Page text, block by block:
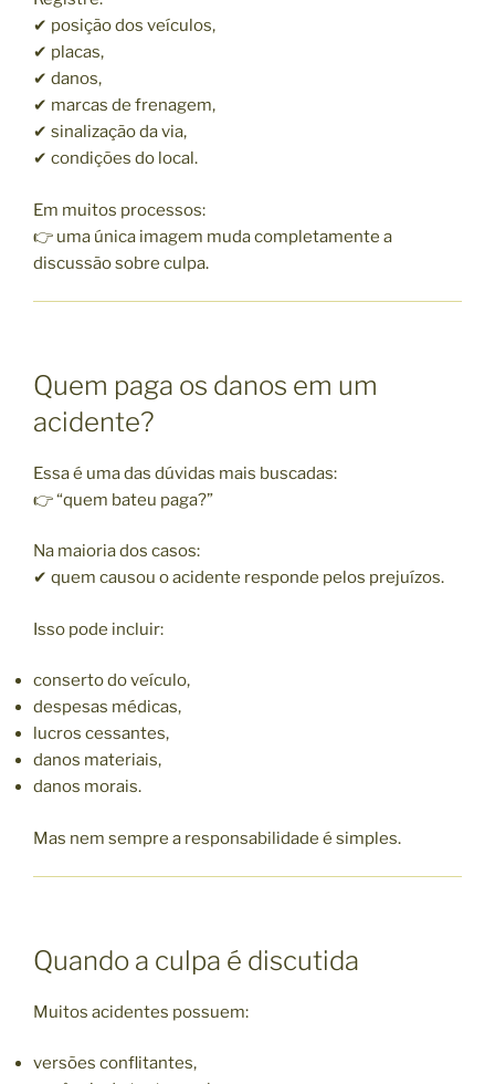
✔ posição dos veículos,
✔ placas,
✔ danos,
✔ marcas de frenagem,
✔ sinalização da via,
✔ condições do local.
Em muitos processos:
👉 uma única imagem muda completamente a
discussão sobre culpa.
Quem paga os danos em um
acidente?
Essa é uma das dúvidas mais buscadas:
👉 “quem bateu paga?”
Na maioria dos casos:
✔ quem causou o acidente responde pelos prejuízos.
Isso pode incluir:
conserto do veículo,
despesas médicas,
lucros cessantes,
danos materiais,
danos morais.
Mas nem sempre a responsabilidade é simples.
Quando a culpa é discutida
Muitos acidentes possuem:
versões conflitantes,